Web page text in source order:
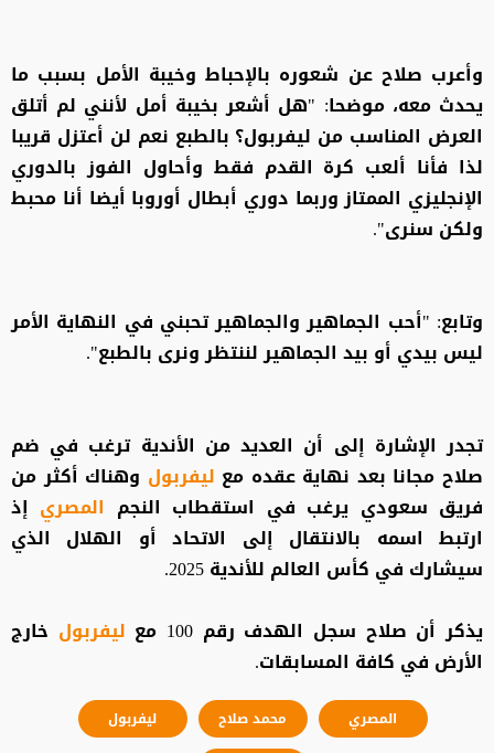
وأعرب صلاح عن شعوره بالإحباط وخيبة الأمل بسبب ما
يحدث معه، موضحا: "هل أشعر بخيبة أمل لأنني لم أتلق
العرض المناسب من ليفربول؟ بالطبع نعم لن أعتزل قريبا
لذا فأنا ألعب كرة القدم فقط وأحاول الفوز بالدوري
الإنجليزي الممتاز وربما دوري أبطال أوروبا أيضا أنا محبط
ولكن سنرى".
وتابع: "أحب الجماهير والجماهير تحبني في النهاية الأمر
ليس بيدي أو بيد الجماهير لننتظر ونرى بالطبع".
تجدر الإشارة إلى أن العديد من الأندية ترغب في ضم
صلاح مجانا بعد نهاية عقده مع ليفربول وهناك أكثر من
فريق سعودي يرغب في استقطاب النجم المصري إذ
ارتبط اسمه بالانتقال إلى الاتحاد أو الهلال الذي
سيشارك في كأس العالم للأندية 2025.
يذكر أن صلاح سجل الهدف رقم 100 مع
ليفربول خارج
الأرض في كافة المسابقات.
المصري محمد صلاح
ليفربول